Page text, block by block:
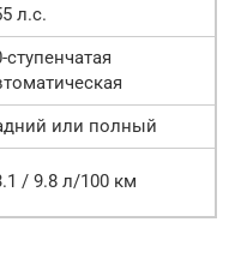
л.с.
ступенчатая
или полный
/ 9.8 л/100 км